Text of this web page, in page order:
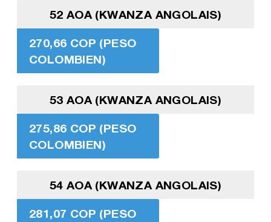
52 AOA (KWANZA ANGOLAIS)
270,66 COP (PESO
COLOMBIEN)
53 AOA (KWANZA ANGOLAIS)
275,86 COP (PESO
COLOMBIEN)
54 AOA (KWANZA ANGOLAIS)
281,07 COP (PESO